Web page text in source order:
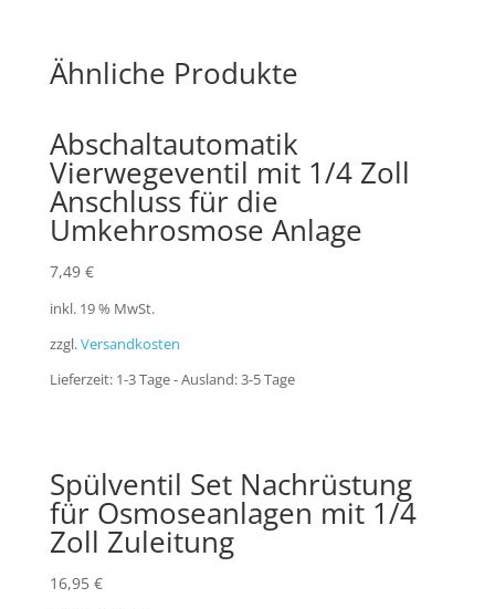
Ähnliche Produkte
Abschaltautomatik
Vierwegeventil mit 1/4 Zoll
Anschluss für die
Umkehrosmose Anlage
7,49 €
inkl. 19 % MwSt.
zzgl.Versandkosten
Lieferzeit: 1-3 Tage - Ausland: 3-5 Tage
Spülventil Set Nachrüstung
für Osmoseanlagen mit 1/4
Zoll Zuleitung
16,95 €